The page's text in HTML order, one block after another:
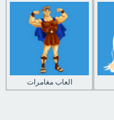
العاب مغامرات